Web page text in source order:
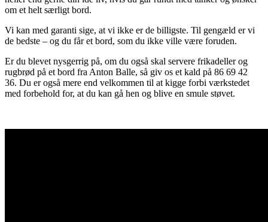
om et helt særligt bord.
Vi kan med garanti sige, at vi ikke er de billigste. Til gengæld er vi
de bedste – og du får et bord, som du ikke ville være foruden.
Er du blevet nysgerrig på, om du også skal servere frikadeller og
rugbrød på et bord fra Anton Balle, så giv os et kald på 86 69 42
36. Du er også mere end velkommen til at kigge forbi værkstedet
med forbehold for, at du kan gå hen og blive en smule støvet.